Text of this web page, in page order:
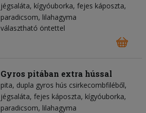
jégsaláta kígyóuborka fejes káposzta
paradicsom lilahagyma
választható öntettel
Gyros pitában extra hússal
pita dupla gyros hús csirkecombfiléből
jégsaláta fejes káposzta kígyóuborka
paradicsom lilahagyma